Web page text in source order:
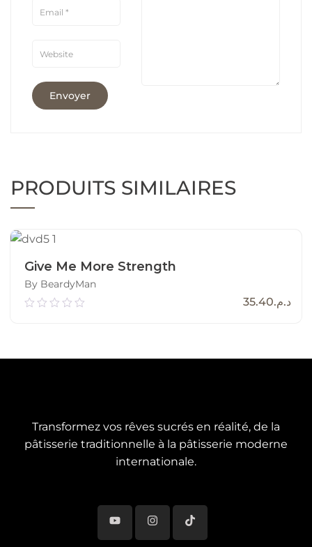
PRODUITS SIMILAIRES
Give Me More Strength
By BeardyMan
0.00
5
د.م.35.40
Ajouter Au Panier
Transformez vos rêves sucrés en réalité, de la
pâtisserie traditionnelle à la pâtisserie moderne
internationale.